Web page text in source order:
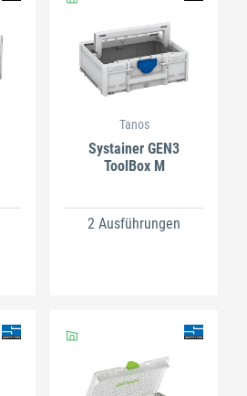
Tanos
Systainer GEN3
ToolBox M
2 Ausführungen